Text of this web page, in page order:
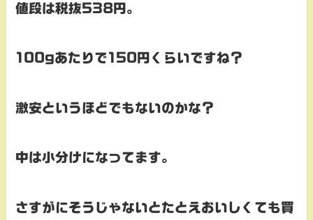
値段は税抜538円。
100gあたりで150円くらいですね？
激安というほどでもないのかな？
中は小分けになってます。
さすがにそうじゃないとたとえおいしくても買